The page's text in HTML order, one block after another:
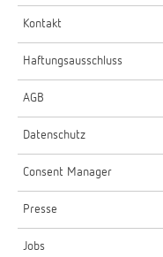
Kontakt
Haftungsausschluss
AGB
Datenschutz
Consent Manager
Presse
Jobs